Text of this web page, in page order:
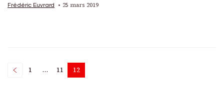
Frédéric Euvrard 25 mars 2019
Posts
Page
1 … Page
11 Page
12